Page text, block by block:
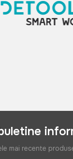
mai recente